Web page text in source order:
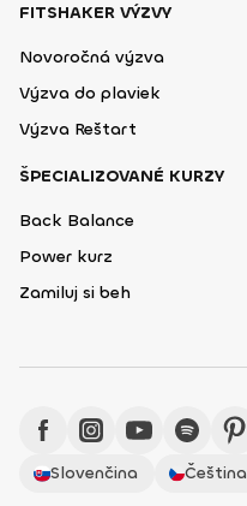
FITSHAKER VÝZVY
Novoročná výzva
Výzva do plaviek
Výzva Reštart
ŠPECIALIZOVANÉ KURZY
Back Balance
Power kurz
Zamiluj si beh
Slovenčina
Čeština